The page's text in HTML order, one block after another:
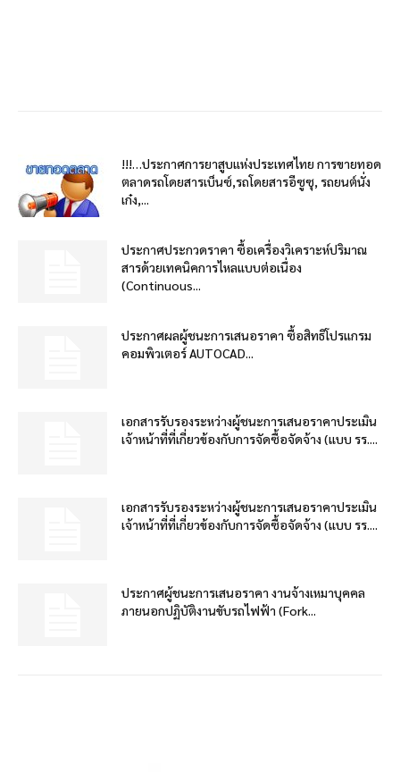
!!!…ประกาศการยาสูบแห่งประเทศไทย การขายทอด
ตลาดรถโดยสารเบ็นซ์,รถโดยสารอีซูซุ, รถยนต์นั่ง
เก๋ง,...
ประกาศประกวดราคา ซื้อเครื่องวิเคราะห์ปริมาณ
สารด้วยเทคนิคการไหลแบบต่อเนื่อง
(Continuous...
ประกาศผลผู้ชนะการเสนอราคา ซื้อสิทธิโปรแกรม
คอมพิวเตอร์ AUTOCAD...
เอกสารรับรองระหว่างผู้ชนะการเสนอราคาประเมิน
เจ้าหน้าที่ที่เกี่ยวข้องกับการจัดซื้อจัดจ้าง (แบบ รร....
เอกสารรับรองระหว่างผู้ชนะการเสนอราคาประเมิน
เจ้าหน้าที่ที่เกี่ยวข้องกับการจัดซื้อจัดจ้าง (แบบ รร....
ประกาศผู้ชนะการเสนอราคา งานจ้างเหมาบุคคล
ภายนอกปฏิบัติงานขับรถไฟฟ้า (Fork...